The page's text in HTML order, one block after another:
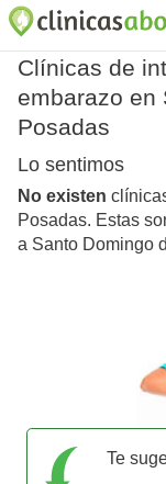
Clínicas de
embarazo en
Posadas
Lo sentimos
No existen
Posadas. Estas
a Santo Domingo
Te